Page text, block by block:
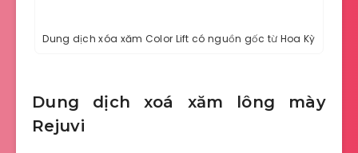
Dung dịch xóa xăm Color Lift có nguồn gốc từ Hoa Kỳ
Dung dịch xoá xăm lông mày
Rejuvi